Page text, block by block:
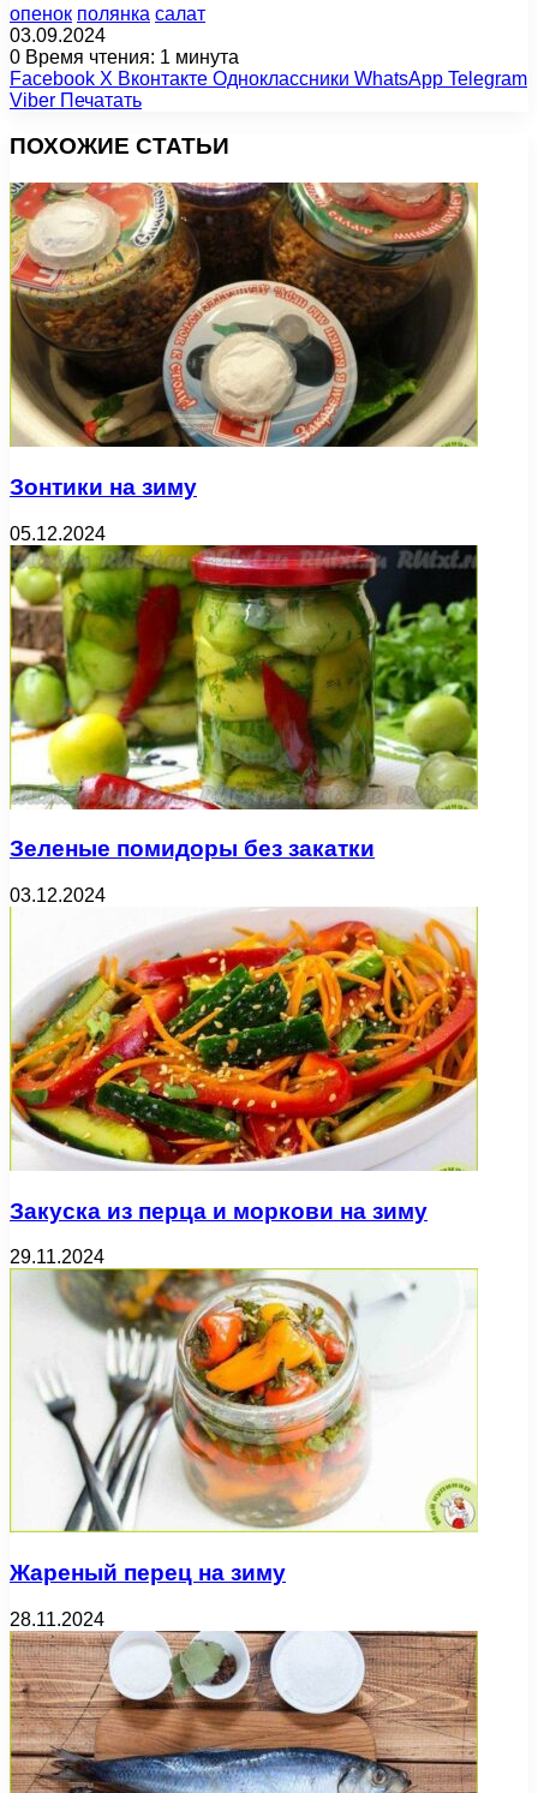
опенок полянка салат
03.09.2024
0 Время чтения: 1 минута
Facebook X Вконтакте Одноклассники WhatsApp Telegram
Viber Печатать
ПОХОЖИЕ СТАТЬИ
Зонтики на зиму
05.12.2024
Зеленые помидоры без закатки
03.12.2024
Закуска из перца и моркови на зиму
29.11.2024
Жареный перец на зиму
28.11.2024